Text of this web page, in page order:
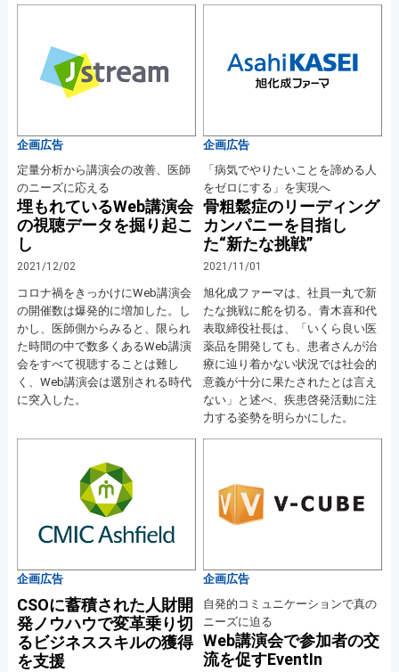
企画広告
定量分析から講演会の改善、医師
のニーズに応える
埋もれているWeb講演会
の視聴データを掘り起こ
し
2021/12/02
コロナ禍をきっかけにWeb講演会
の開催数は爆発的に増加した。し
かし、医師側からみると、限られ
た時間の中で数多くあるWeb講演
会をすべて視聴することは難し
く、Web講演会は選別される時代
に突入した。
企画広告
「病気でやりたいことを諦める人
をゼロにする」を実現へ
骨粗鬆症のリーディング
カンパニーを目指し
た“新たな挑戦”
2021/11/01
旭化成ファーマは、社員一丸で新
たな挑戦に舵を切る。青木喜和代
表取締役社長は、「いくら良い医
薬品を開発しても、患者さんが治
療に辿り着かない状況では社会的
意義が十分に果たされたとは言え
ない」と述べ、疾患啓発活動に注
力する姿勢を明らかにした。
企画広告
CSOに蓄積された人財開
発ノウハウで変革乗り切
るビジネススキルの獲得
を支援
企画広告
自発的コミュニケーションで真の
ニーズに迫る
Web講演会で参加者の交
流を促すEventIn